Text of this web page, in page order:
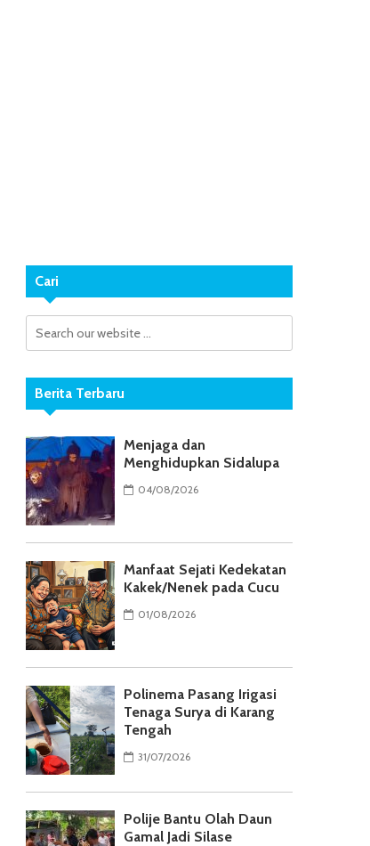
Cari
Berita Terbaru
Menjaga dan
Menghidupkan Sidalupa
04/08/2026
Manfaat Sejati Kedekatan
Kakek/Nenek pada Cucu
01/08/2026
Polinema Pasang Irigasi
Tenaga Surya di Karang
Tengah
31/07/2026
Polije Bantu Olah Daun
Gamal Jadi Silase